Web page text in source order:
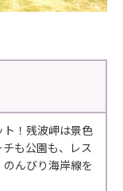
！残波岬は景色
も公園も、レス
んびり海岸線を